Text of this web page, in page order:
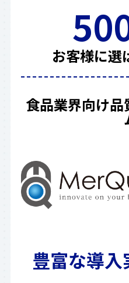
お客様に選
食品業界向け
豊富な導入